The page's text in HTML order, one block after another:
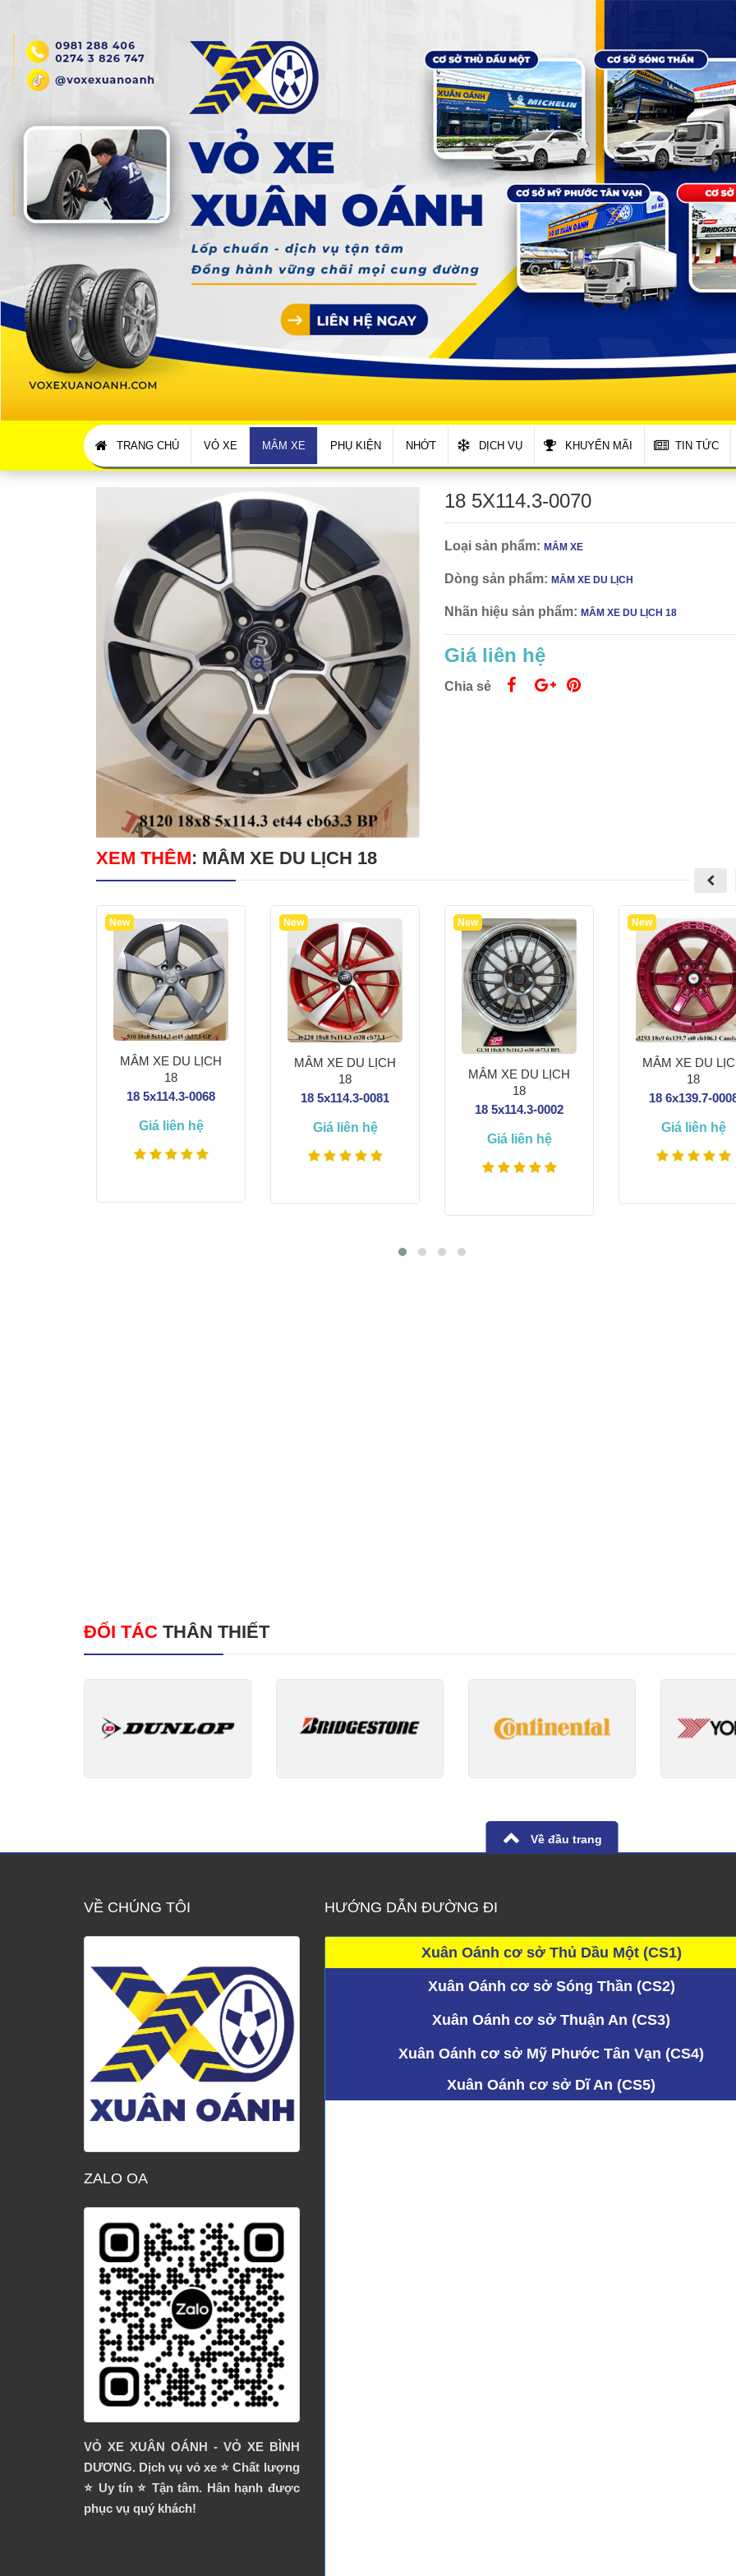
TRANG CHỦ VỎ XE MÂM XE PHỤ KIỆN NHỚT DỊCH VỤ KHUYẾN MÃI TIN TỨC
18 5X114.3-0070
Loại sản phẩm: MÂM XE
Dòng sản phẩm: MÂM XE DU LỊCH
Nhãn hiệu sản phẩm: MÂM XE DU LỊCH 18
Giá liên hệ
Chia sẻ
XEM THÊM: MÂM XE DU LỊCH 18
MÂM XE DU LỊCH
18
18 5x114.3-0068
Giá liên hệ
New
MÂM XE DU LỊCH
18
18 5x114.3-0081
Giá liên hệ
New
MÂM XE DU LỊCH
18
18 5x114.3-0002
Giá liên hệ
New
MÂM XE DU
18
18 6x139.7-
Giá liên hệ
New
VỆ SINH BUỒNG ĐỐT, KIM
ĐỐI TÁC THÂN THIẾT
Về đầu trang
VỀ CHÚNG TÔI
ZALO OA
VỎ XE XUÂN OÁNH - VỎ XE BÌNH
DƯƠNG. Dịch vụ vỏ xe ⭐️ Chất lượng
⭐️ Uy tín ⭐️ Tận tâm. Hân hạnh được
phục vụ quý khách!
HƯỚNG DẪN ĐƯỜNG ĐI
Xuân Oánh cơ sở Thủ Dầu Một (CS1)
Xuân Oánh cơ sở Sóng Thần (CS2)
Xuân Oánh cơ sở Thuận An (CS3)
Xuân Oánh cơ sở Mỹ Phước Tân Vạn (CS4)
Xuân Oánh cơ sở Dĩ An (CS5)